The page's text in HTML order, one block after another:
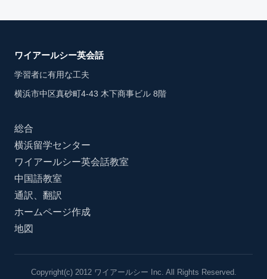
ワイアールシー英会話
学習者に有用な工夫
横浜市中区真砂町4-43 木下商事ビル 8階
総合
横浜留学センター
ワイアールシー英会話教室
中国語教室
通訳、翻訳
ホームページ作成
地図
Copyright(c) 2012 ワイアールシー Inc. All Rights Reserved.